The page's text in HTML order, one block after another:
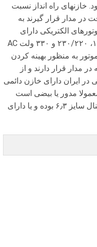
خازنهای راه انداز نسبت
در مدار قرار گیرند به
الکتریکی دارای
۱۲۰۰ میکروفاراد و در ولتاژهای ۱۱۰/۱۲۵ ، ۱۶۵، ۲۳۰/۲۲۰ و ۳۳۰ ولت AC
به منظور بهینه کردن
مدار قرار دارند و از
در ایران دارای خازن دائمی
طراحی بدنه معمولا مدور یا بیضی است
بدنه فلزی یا آلومینیوم و در برخی مواقع پلاستیکی است. و خروجی دارای دو تا ۴ ترمینال سایز ۶٫۳ بوده و یا دارای